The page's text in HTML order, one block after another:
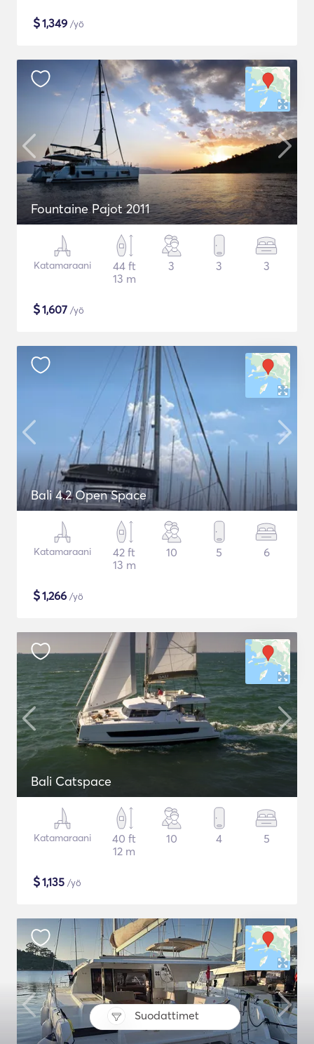
Suodattimet
$1,349 /yö
Fountaine Pajot 2011
Katamaraani
44 ft
13 m
3 3 3
$1,607 /yö
Bali 4.2 Open Space
Katamaraani
42 ft
13 m
10 5 6
$1,266 /yö
Bali Catspace
Katamaraani
40 ft
12 m
10 4 5
$1,135 /yö